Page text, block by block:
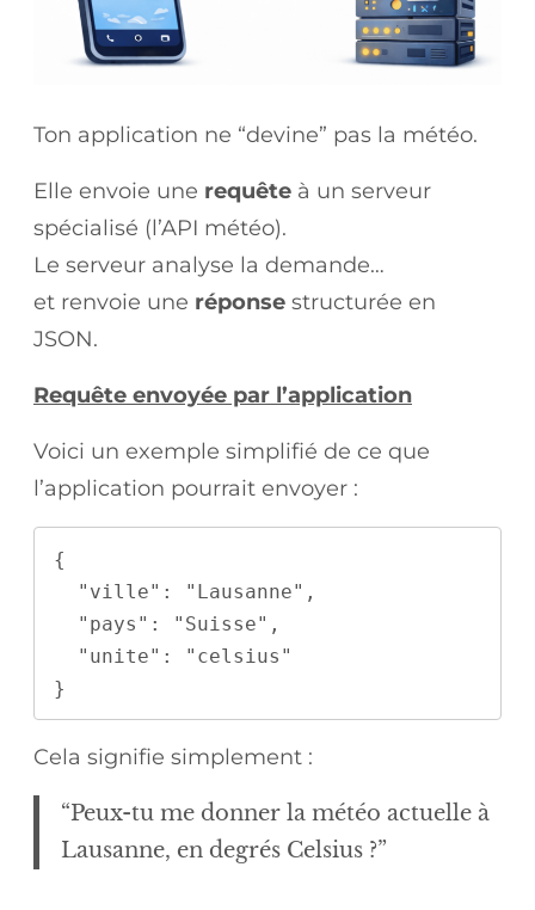
Ton application ne “devine” pas la météo.
Elle envoie une requête à un serveur
spécialisé (l’API météo).
Le serveur analyse la demande…
et renvoie une réponse structurée en
JSON.
Requête envoyée par l’application
Voici un exemple simplifié de ce que
l’application pourrait envoyer :
{
  "ville": "Lausanne",
  "pays": "Suisse",
  "unite": "celsius"
}
Cela signifie simplement :
“Peux-tu me donner la météo actuelle à
Lausanne, en degrés Celsius ?”